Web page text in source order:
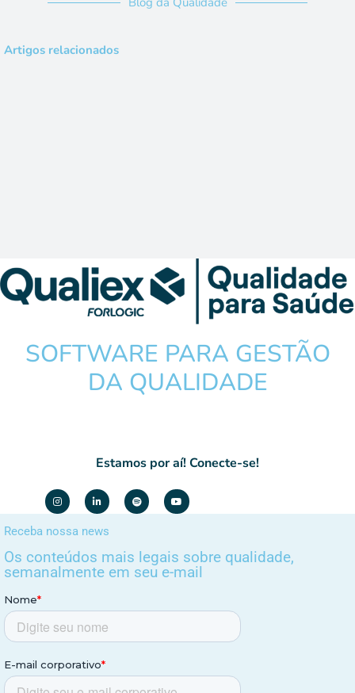
Artigos relacionados
SOFTWARE PARA GESTÃO
DA QUALIDADE
Estamos por aí! Conecte-se!
Receba nossa news
Os conteúdos mais legais sobre qualidade,
semanalmente em seu e-mail